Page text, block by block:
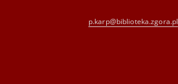
p.karp@biblioteka.zgora.pl